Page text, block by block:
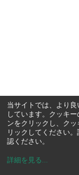
当サイトでは、より
しています。クッキ
ンをクリックし、ク
リックしてください
認ください。
詳細を見る ...